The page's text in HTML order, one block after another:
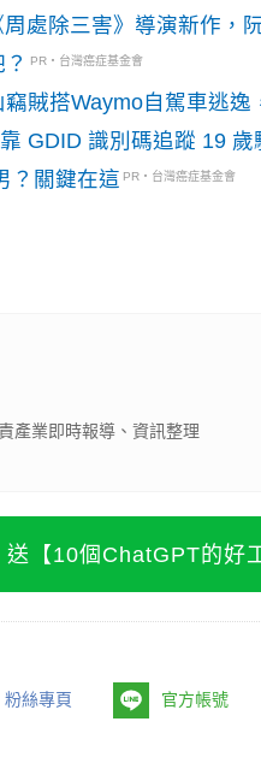
處除三害》導演新作，
PR・台灣癌症基金會
賊搭Waymo自駕車逃
GDID 識別碼追蹤 19
？關鍵在這 PR・台灣癌症基金會
產業即時報導、資訊整理
送【10個ChatGPT的好
粉絲專頁 官方帳號